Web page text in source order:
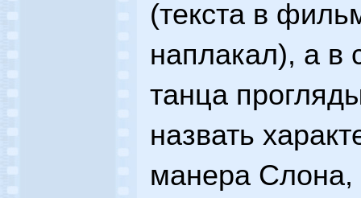
(текста в
наплакал), а в
танца
назвать
манера Слона,